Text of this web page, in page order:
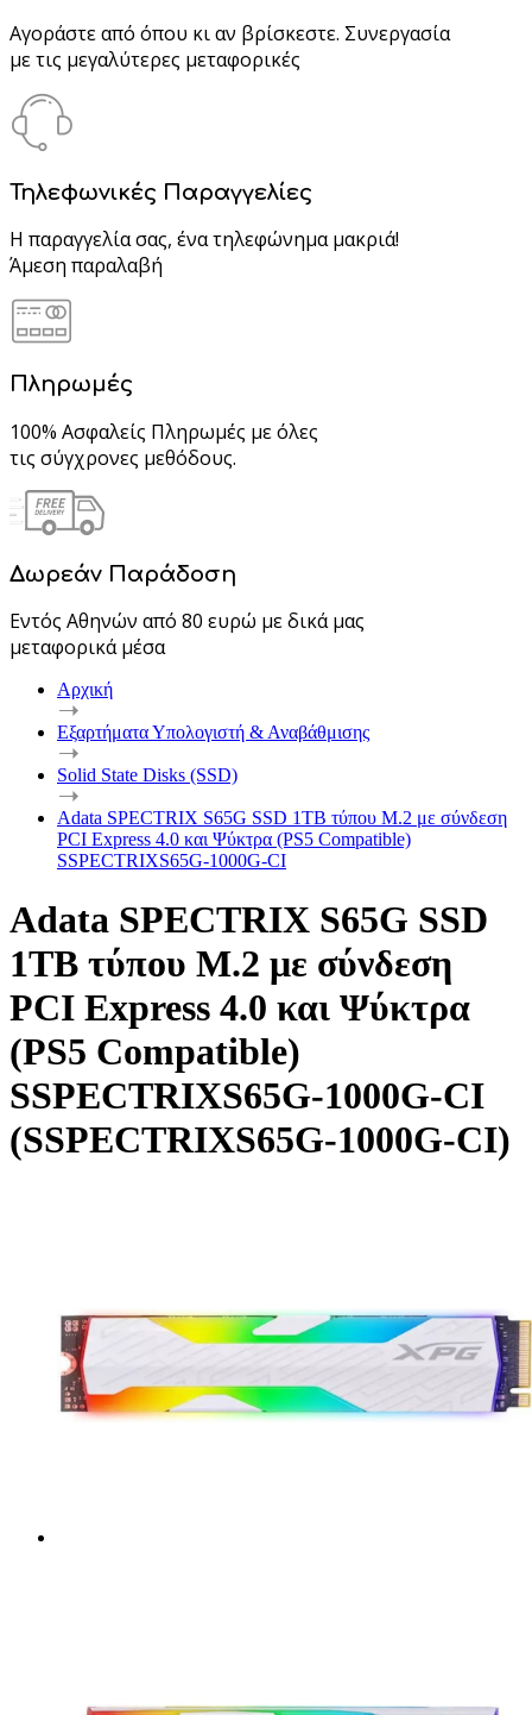
Αγοράστε από όπου κι αν βρίσκεστε. Συνεργασία
με τις μεγαλύτερες μεταφορικές
Τηλεφωνικές Παραγγελίες
Η παραγγελία σας, ένα τηλεφώνημα μακριά!
Άμεση παραλαβή
Πληρωμές
100% Ασφαλείς Πληρωμές με όλες
τις σύγχρονες μεθόδους.
Δωρεάν Παράδοση
Εντός Αθηνών από 80 ευρώ με δικά μας
μεταφορικά μέσα
Αρχική
Εξαρτήματα Υπολογιστή & Αναβάθμισης
Solid State Disks (SSD)
Adata SPECTRIX S65G SSD 1TB τύπου M.2 με σύνδεση
PCI Express 4.0 και Ψύκτρα (PS5 Compatible)
SSPECTRIXS65G-1000G-CI
Adata SPECTRIX S65G SSD
1TB τύπου M.2 με σύνδεση
PCI Express 4.0 και Ψύκτρα
(PS5 Compatible)
SSPECTRIXS65G-1000G-CI
(SSPECTRIXS65G-1000G-CI)